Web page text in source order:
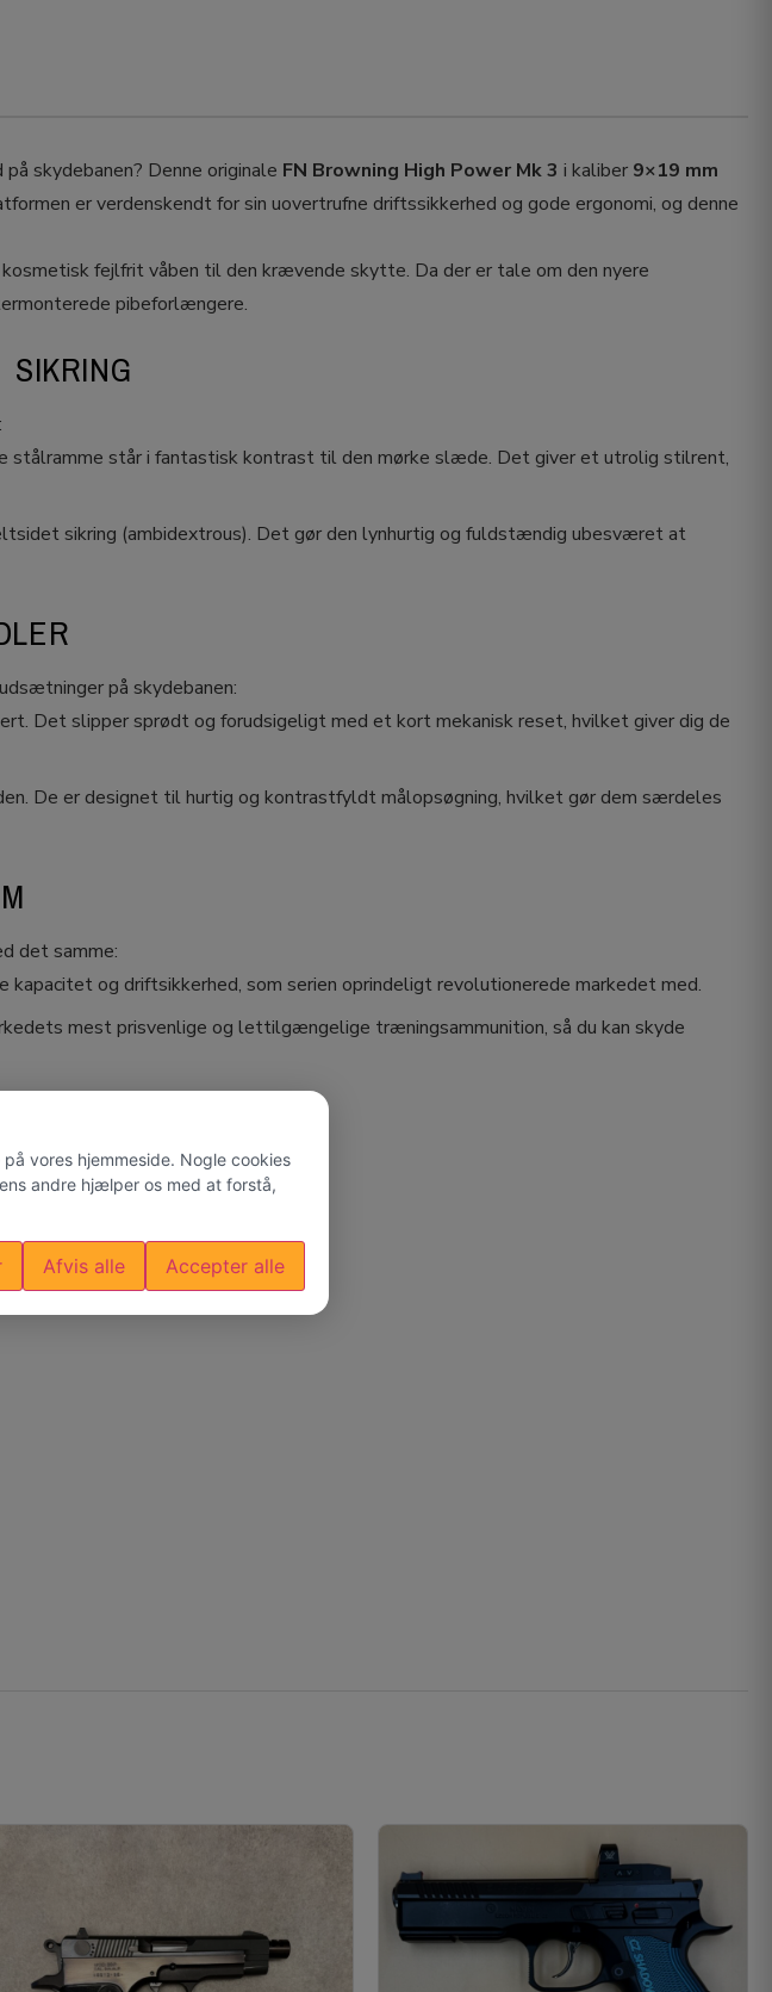
skydebanen? Denne originale FN Browning High Power Mk 3 i kaliber 9×19 mm
er verdenskendt for sin uovertrufne driftssikkerhed og gode ergonomi, og denne
fejlfrit våben til den krævende skytte. Da der er tale om den nyere
pibeforlængere.
står i fantastisk kontrast til den mørke slæde. Det giver et utrolig stilrent,
sikring (ambidextrous). Det gør den lynhurtig og fuldstændig ubesværet at
på skydebanen:
Det slipper sprødt og forudsigeligt med et kort mekanisk reset, hvilket giver dig de
De er designet til hurtig og kontrastfyldt målopsøgning, hvilket gør dem særdeles
det samme:
og driftsikkerhed, som serien oprindeligt revolutionerede markedet med.
mest prisvenlige og lettilgængelige træningsammunition, så du kan skyde
vores hjemmeside. Nogle cookies
andre hjælper os med at forstå,
Afvis alle Accepter alle